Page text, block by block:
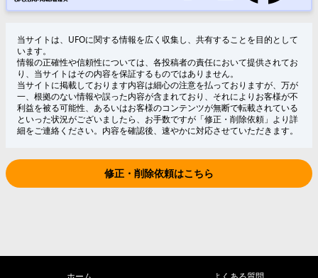
当サイトは、UFOに関する情報を広く収集し、共有することを目的として
います。
情報の正確性や信頼性については、各投稿者の責任において提供されてお
り、当サイトはその内容を保証するものではありません。
当サイトに掲載しております内容は細心の注意を払っておりますが、万が
一、根拠のない情報や誤った内容が含まれており、それによりお客様が不
利益を被る可能性、あるいはお客様のコンテンツが無断で転載されている
といった状況がございましたら、お手数ですが「修正・削除依頼」より詳
細をご連絡ください。内容を確認後、速やかに対応させていただきます。
修正・削除依頼はこちら